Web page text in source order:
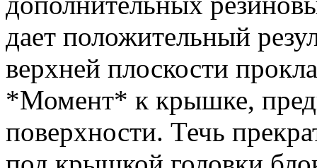
дает положительный
верхней плоскости
*Момент* к крышке,
поверхности. Течь